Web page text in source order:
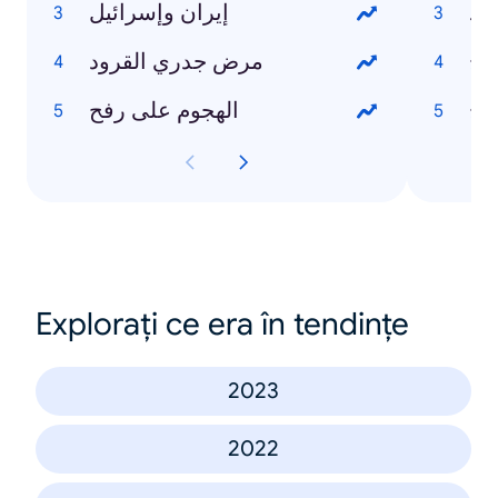
إيران وإسرائيل
مرض جدري القرود
الهجوم على رفح
Explorați ce era în tendințe
2023
2022